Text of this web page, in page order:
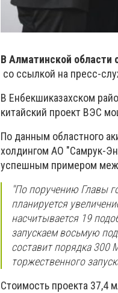
В Алматинской
со ссылкой на пресс-
В Енбекшиказахском
китайский проект ВЭС
По данным областного
холдингом АО "Самрук-
успешным примером
"По поручению Главы
планируется
насчитывается 19
запускаем восьмую
составит порядка 300
торжественного
Стоимость проекта 37,4